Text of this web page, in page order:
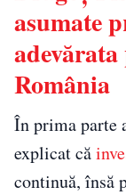
asumate
România
În prima parte
explicat că
continuă, însă